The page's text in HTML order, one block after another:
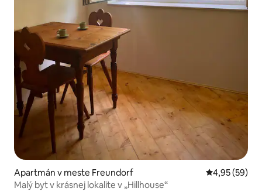
Apartmán v meste Freundorf Priemerné
4,95 (59)
Malý byt v krásnej lokalite v „Hillhouse“